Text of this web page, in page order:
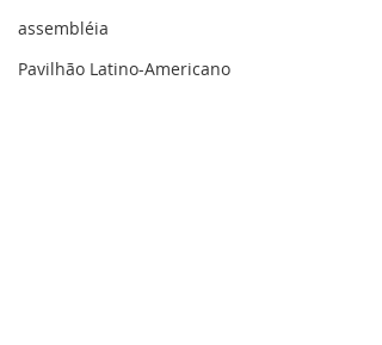
assembléia
Pavilhão Latino-Americano